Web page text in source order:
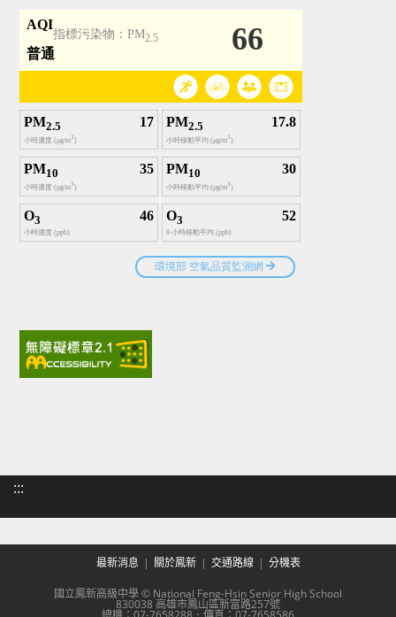
:::
最新消息 關於鳳新 交通路線 分機表
國立鳳新高級中學 © National Feng-Hsin Senior High School
830038 高雄市鳳山區新富路257號